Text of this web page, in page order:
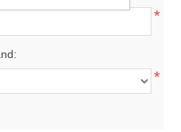
*
*